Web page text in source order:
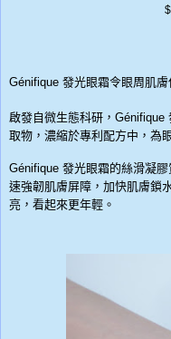
Génifique 發光眼霜令眼周肌
啟發自微生態科研，
取物，濃縮於專利配方中，為
Génifique 發光眼霜的絲滑凝
速強韌肌膚屏障，加快肌膚鎖
亮，看起來更年輕。